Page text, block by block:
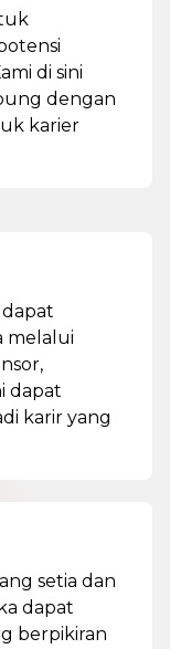
di sini
dengan
karier
melalui
dapat
karir yang
setia dan
dapat
berpikiran